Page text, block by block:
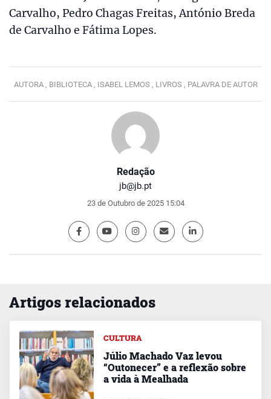
Redação
jb@jb.pt
23 de Outubro de 2025 15:04
Carvalho, Pedro Chagas Freitas, António Breda
de Carvalho e Fátima Lopes.
AUTORA , BIBLIOTECA , ISABEL LEMOS , LIVROS , PALAVRA DE AUTOR
Artigos relacionados
CULTURA
Júlio Machado Vaz levou
“Outonecer” e a reflexão sobre
a vida à Mealhada